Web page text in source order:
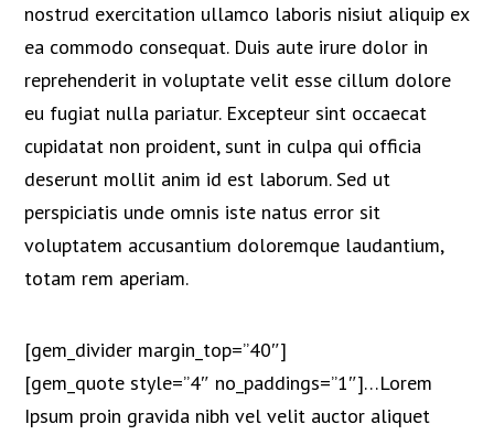
nostrud exercitation ullamco laboris nisiut aliquip ex
ea commodo consequat. Duis aute irure dolor in
reprehenderit in voluptate velit esse cillum dolore
eu fugiat nulla pariatur. Excepteur sint occaecat
cupidatat non proident, sunt in culpa qui officia
deserunt mollit anim id est laborum. Sed ut
perspiciatis unde omnis iste natus error sit
voluptatem accusantium doloremque laudantium,
totam rem aperiam.
[gem_divider margin_top=”40″]
[gem_quote style=”4″ no_paddings=”1″]…Lorem
Ipsum proin gravida nibh vel velit auctor aliquet